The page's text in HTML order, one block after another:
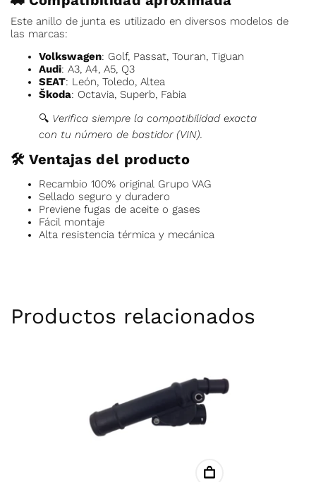
Este anillo de junta es utilizado en diversos modelos de
las marcas:
Volkswagen: Golf, Passat, Touran, Tiguan
Audi: A3, A4, A5, Q3
SEAT: León, Toledo, Altea
Škoda: Octavia, Superb, Fabia
🔍 Verifica siempre la compatibilidad exacta
con tu número de bastidor (VIN).
🛠️ Ventajas del producto
Recambio 100% original Grupo VAG
Sellado seguro y duradero
Previene fugas de aceite o gases
Fácil montaje
Alta resistencia térmica y mecánica
Productos relacionados